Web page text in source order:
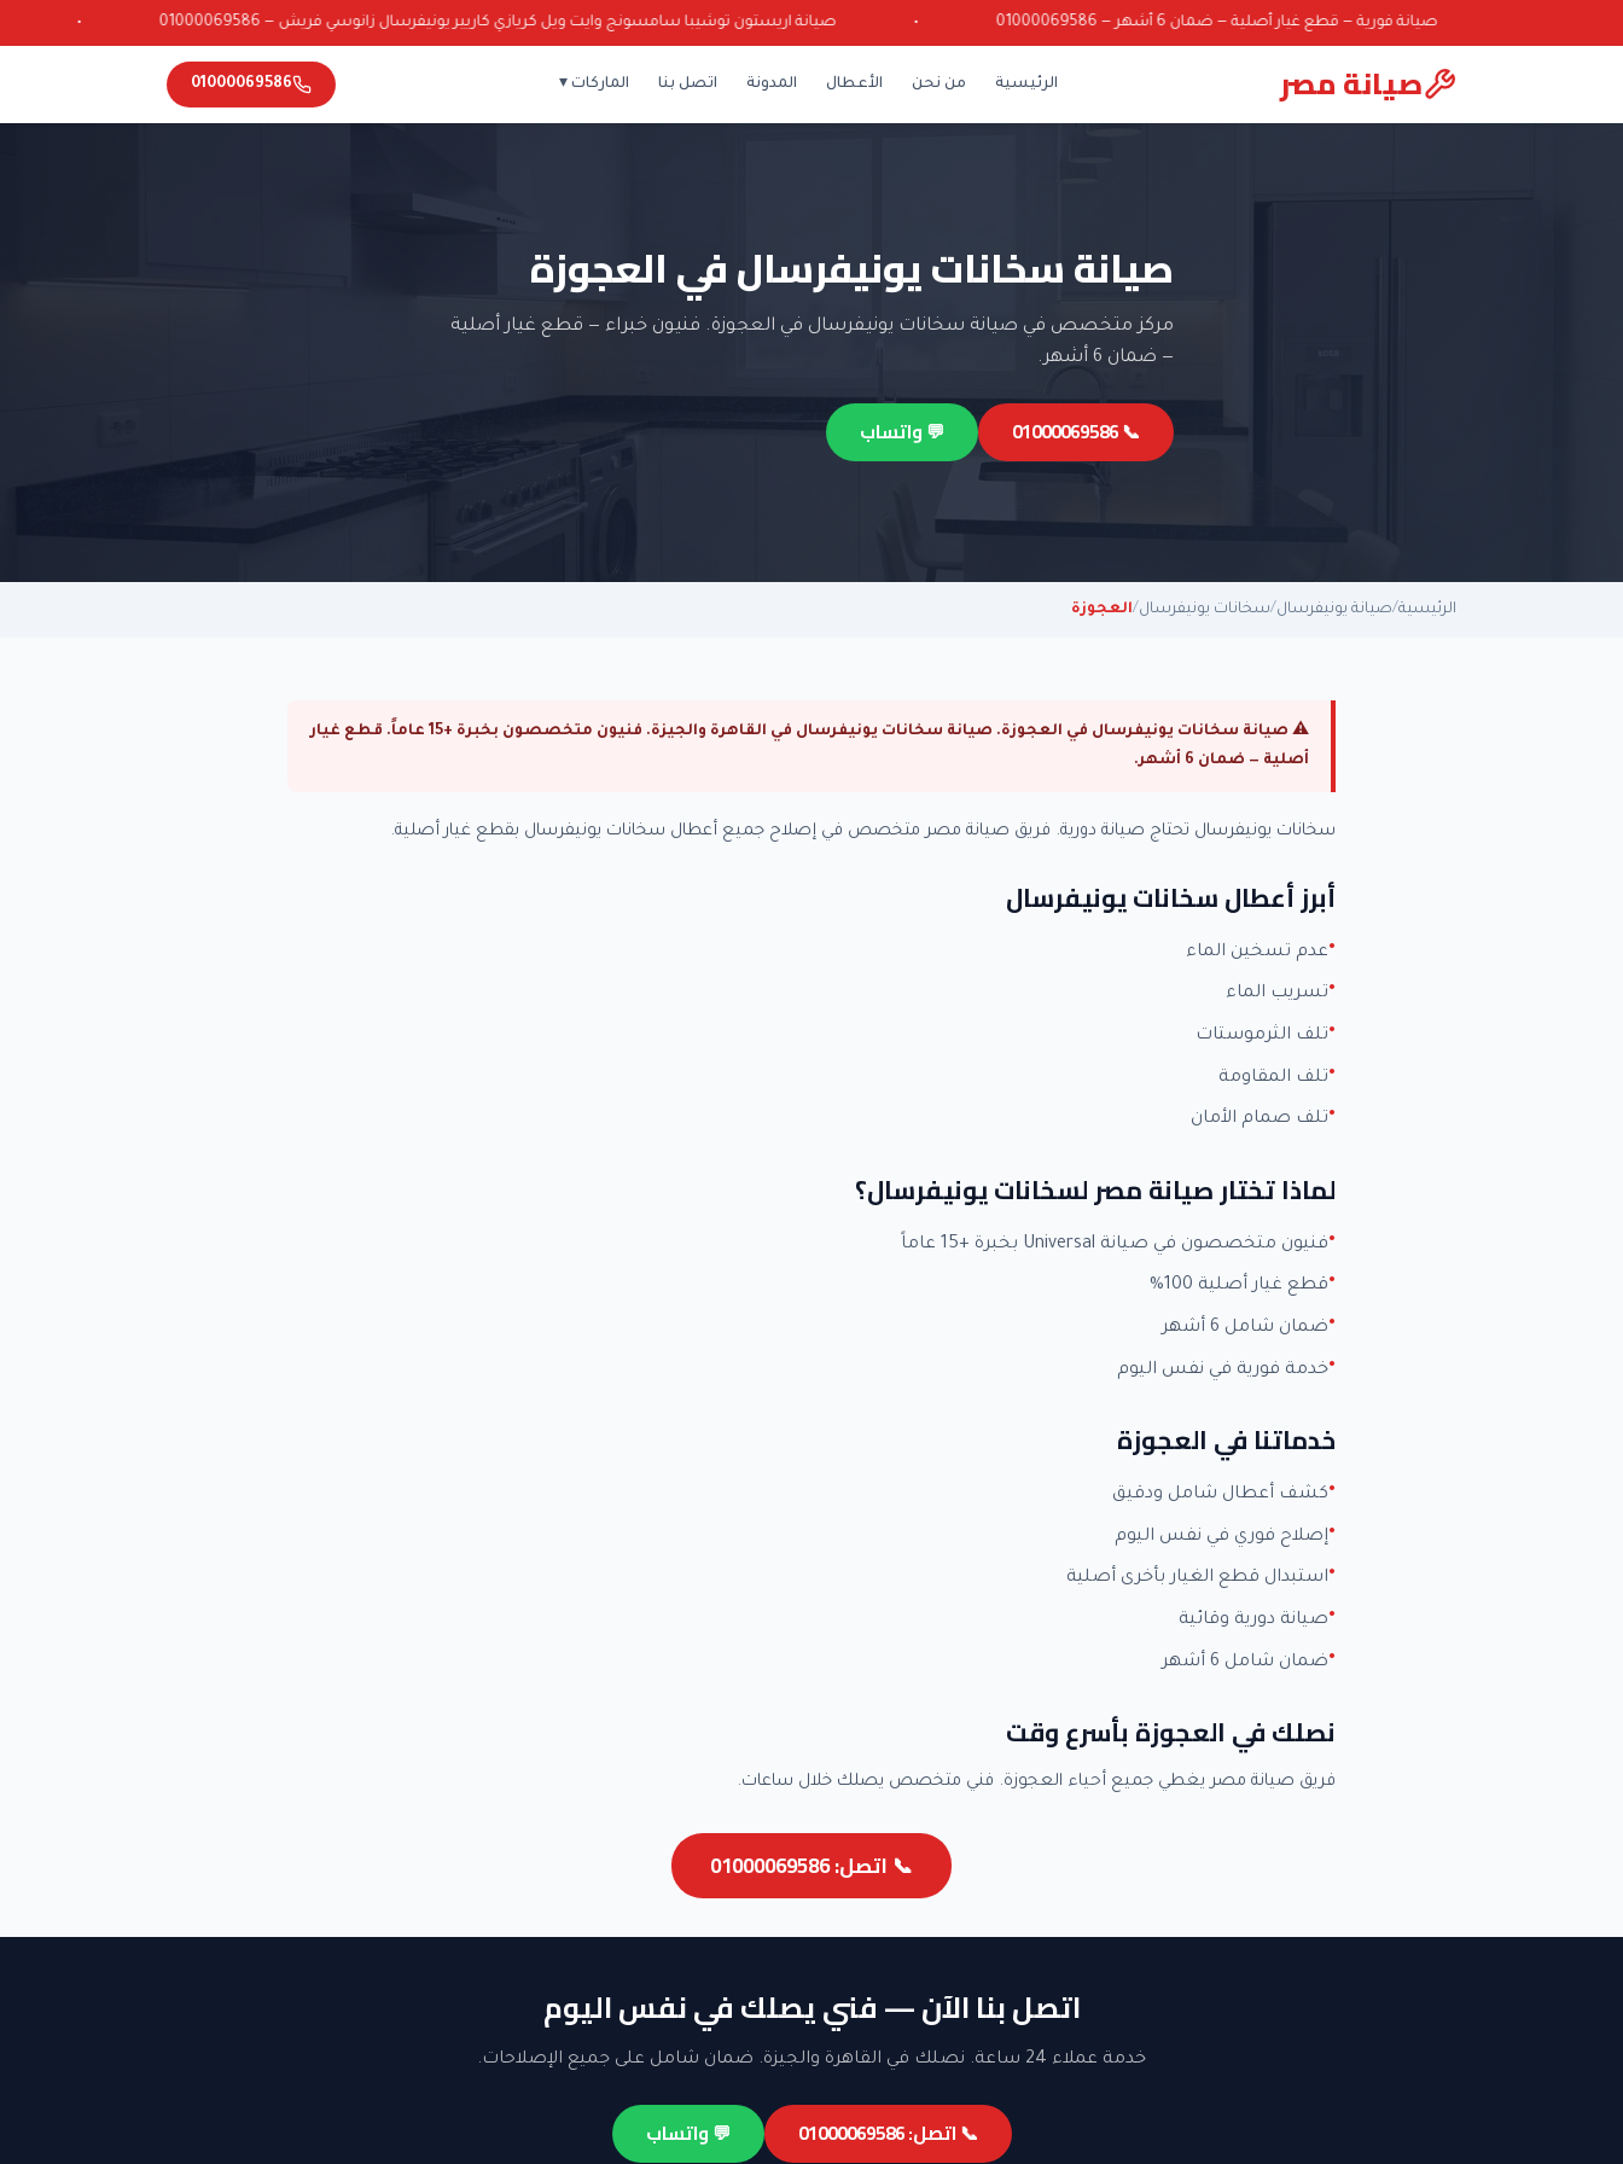
صيانة فورية — قطع غيار أصلية — ضمان 6 أشهر — 01000069586 صيانة اريستون توشيبا سامسونج وايت ويل كريازي كاريير يونيفرسال زانوسي فريش — 01000069586
صيانة مصر الرئيسية من نحن الأعطال المدونة اتصل بنا الماركات ▾ 01000069586
صيانة سخانات يونيفرسال في العجوزة
مركز متخصص في صيانة سخانات يونيفرسال في العجوزة. فنيون خبراء — قطع غيار أصلية
— ضمان 6 أشهر.
📞 01000069586 💬 واتساب
الرئيسية/صيانة يونيفرسال/سخانات يونيفرسال/العجوزة
⚠ صيانة سخانات يونيفرسال في العجوزة. صيانة سخانات يونيفرسال في القاهرة والجيزة. فنيون متخصصون بخبرة +15 عاماً. قطع غيار
أصلية — ضمان 6 أشهر.
سخانات يونيفرسال تحتاج صيانة دورية. فريق صيانة مصر متخصص في إصلاح جميع أعطال سخانات يونيفرسال بقطع غيار أصلية.
أبرز أعطال سخانات يونيفرسال
عدم تسخين الماء
تسريب الماء
تلف الثرموستات
تلف المقاومة
تلف صمام الأمان
لماذا تختار صيانة مصر لسخانات يونيفرسال؟
فنيون متخصصون في صيانة Universal بخبرة +15 عاماً
قطع غيار أصلية 100%
ضمان شامل 6 أشهر
خدمة فورية في نفس اليوم
خدماتنا في العجوزة
كشف أعطال شامل ودقيق
إصلاح فوري في نفس اليوم
استبدال قطع الغيار بأخرى أصلية
صيانة دورية وقائية
ضمان شامل 6 أشهر
نصلك في العجوزة بأسرع وقت
فريق صيانة مصر يغطي جميع أحياء العجوزة. فني متخصص يصلك خلال ساعات.
📞 اتصل: 01000069586
اتصل بنا الآن — فني يصلك في نفس اليوم
خدمة عملاء 24 ساعة. نصلك في القاهرة والجيزة. ضمان شامل على جميع الإصلاحات.
📞 اتصل: 01000069586 💬 واتساب